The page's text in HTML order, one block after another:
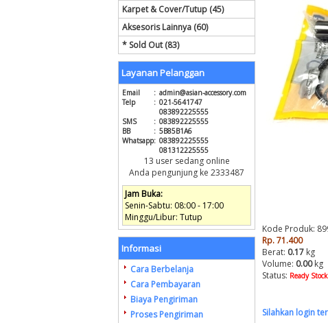
Karpet & Cover/Tutup (45)
Aksesoris Lainnya (60)
* Sold Out (83)
Layanan Pelanggan
Email : admin@asian-accessory.com
Telp
: 021-5641747
083892225555
SMS
: 083892225555
BB
: 5B85B1A6
Whatsapp: 083892225555
081312225555
13 user sedang online
Anda pengunjung ke 2333487
Jam Buka:
Senin-Sabtu: 08:00 - 17:00
Minggu/Libur: Tutup
Informasi
Cara Berbelanja
Cara Pembayaran
Biaya Pengiriman
Proses Pengiriman
Kode Produk:
Rp. 71.400
Berat: 0.17 kg
Volume: 0.00kg
Status: Ready
Silahkan login